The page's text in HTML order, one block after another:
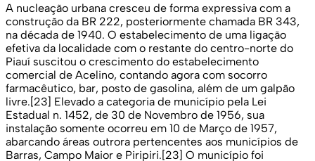
A nucleação urbana cresceu de forma expressiva com a
construção da BR 222, posteriormente chamada BR 343,
na década de 1940. O estabelecimento de uma ligação
efetiva da localidade com o restante do centro-norte do
Piauí suscitou o crescimento do estabelecimento
comercial de Acelino, contando agora com socorro
farmacêutico, bar, posto de gasolina, além de um galpão
livre.[23] Elevado a categoria de município pela Lei
Estadual n. 1452, de 30 de Novembro de 1956, sua
instalação somente ocorreu em 10 de Março de 1957,
abarcando áreas outrora pertencentes aos municípios de
Barras, Campo Maior e Piripiri.[23] O município foi